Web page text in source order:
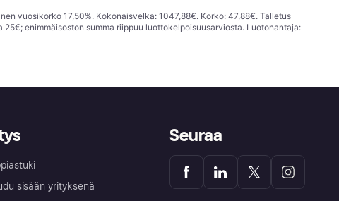
vuosikorko 17,50%. Kokonaisvelka: 1047,88€. Korko: 47,88€. Talletus
enimmäisoston summa riippuu luottokelpoisuusarviosta. Luotonantaja:
sisään yrityksenä
Seuraa